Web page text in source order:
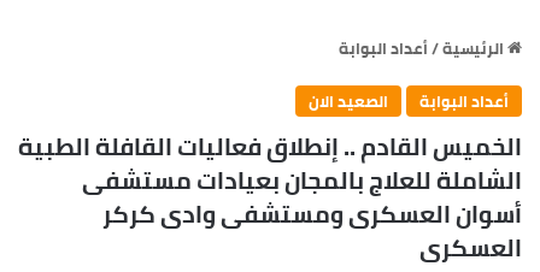
الرئيسية/أعداد البوابة
أعداد البوابة
الصعيد الان
الخميس القادم .. إنطلاق فعاليات القافلة الطبية
الشاملة للعلاج بالمجان بعيادات مستشفى
أسوان العسكرى ومستشفى وادى كركر
العسكرى